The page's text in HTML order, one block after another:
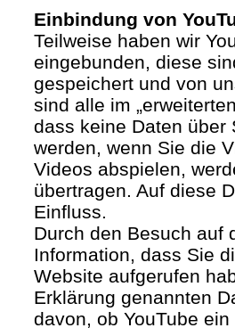
Einbindung von
Teilweise haben wir
eingebunden, diese
gespeichert und von
sind alle im
dass keine Daten über
werden, wenn Sie die
Videos abspielen,
übertragen. Auf diese
Einfluss.
Durch den Besuch auf
Information, dass Sie
Website aufgerufen
Erklärung genannten
davon, ob YouTube